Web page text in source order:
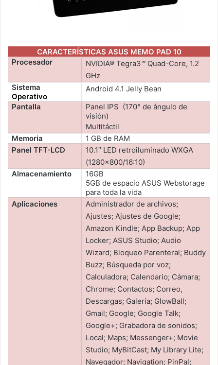
CARACTERÍSTICAS ASUS MEMO PAD 10
Procesador
NVIDIA® Tegra3™ Quad-Core, 1.2
GHz
Sistema
Operativo
Android 4.1 Jelly Bean
Pantalla
Panel IPS (170° de ángulo de
visión)
Multitáctil
Memoria
1 GB de RAM
Panel TFT-LCD
10.1″ LED retroiluminado WXGA
(1280×800/16:10)
Almacenamiento
16GB
5GB de espacio ASUS Webstorage
para toda la vida
Aplicaciones
Administrador de archivos;
Ajustes; Ajustes de Google;
Amazon Kindle; App Backup; App
Locker; ASUS Studio; Audio
Wizard; Bloqueo Parenteral; Buddy
Buzz; Búsqueda por voz;
Calculadora; Calendario; Cámara;
Chrome; Contactos; Correo,
Descargas; Galería; GlowBall;
Gmail; Google; Google Talk;
Google+; Grabadora de sonidos;
Local; Maps; Messenger+; Movie
Studio; MyBitCast; My Library Lite;
Navegador; Navigation; PinPal;